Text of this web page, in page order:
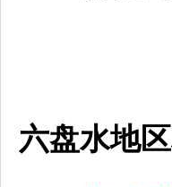
六盘水地